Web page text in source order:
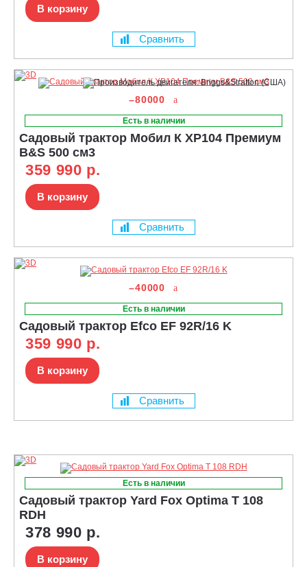
В корзину
Сравнить
–80000
Есть в наличии
Садовый трактор Мобил К XP104 Премиум
B&S 500 см3
359 990 р.
В корзину
Сравнить
–40000
Есть в наличии
Садовый трактор Efco EF 92R/16 K
359 990 р.
В корзину
Сравнить
Есть в наличии
Садовый трактор Yard Fox Optima T 108
RDH
378 990 р.
В корзину